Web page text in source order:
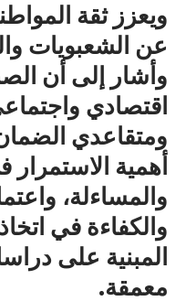
ويعزز ثقة
عن الشعبويات
وأشار إلى أن
اقتصادي
ومتقاعدي
أهمية الاستمرار
والمساءلة،
والكفاءة في
المبنية على
معمقة.